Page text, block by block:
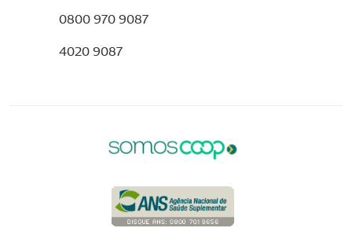
0800 970 9087
4020 9087